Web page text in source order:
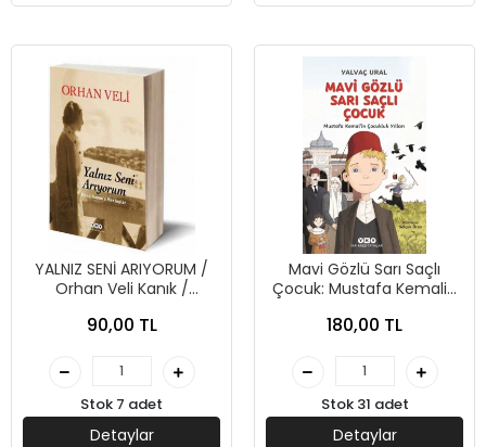
YALNIZ SENİ ARIYORUM /
Orhan Veli Kanık /
90,00 TL
Stok 7 adet
Detaylar
Mavi Gözlü Sarı Saçlı
Çocuk: Mustafa Kemalin
Ural)-Yapı Kredi Yayınları
180,00 TL
Stok 31 adet
Detaylar